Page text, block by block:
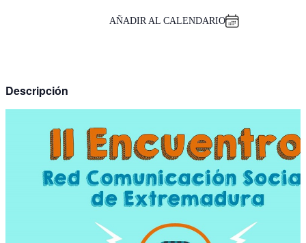
AÑADIR AL CALENDARIO
Descripción